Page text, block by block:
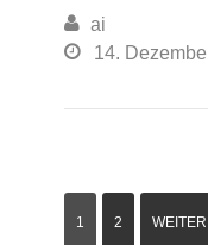
 ai
 14.
1 2 WEITER